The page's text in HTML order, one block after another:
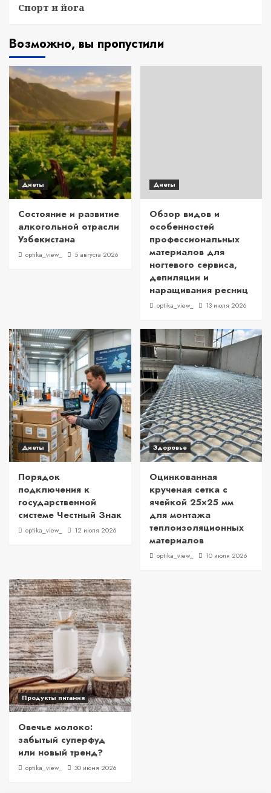
Спорт и йога
Возможно, вы пропустили
Диеты
Состояние и развитие
алкогольной отрасли
Узбекистана
optika_view_ 5 августа 2026
Диеты
Обзор видов и
особенностей
профессиональных
материалов для
ногтевого сервиса,
депиляции и
наращивания ресниц
optika_view_ 13 июля 2026
Диеты
Порядок
подключения к
государственной
системе Честный Знак
optika_view_ 12 июля 2026
Здоровье
Оцинкованная
крученая сетка с
ячейкой 25×25 мм
для монтажа
теплоизоляционных
материалов
optika_view_ 10 июля 2026
Продукты питания
Овечье молоко:
забытый суперфуд
или новый тренд?
optika_view_ 30 июня 2026